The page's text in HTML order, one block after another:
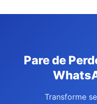
Pare de
Transforme